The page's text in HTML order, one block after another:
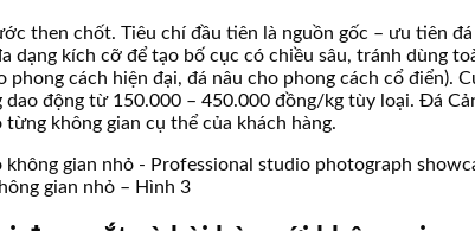
then chốt. Tiêu chí đầu tiên là nguồn gốc – ưu tiên
kích cỡ để tạo bố cục có chiều sâu, tránh dùng
cách hiện đại, đá nâu cho phong cách cổ điển).
động từ 150.000 – 450.000 đồng/kg tùy loại. Đá
không gian cụ thể của khách hàng.
gian nhỏ – Hình 3